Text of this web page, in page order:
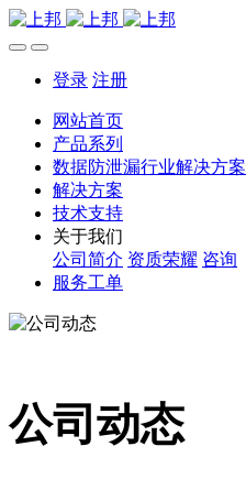
登录 注册
网站首页
产品系列
数据防泄漏行业解决方案
解决方案
技术支持
关于我们
公司简介 资质荣耀 咨询
服务工单
公司动态